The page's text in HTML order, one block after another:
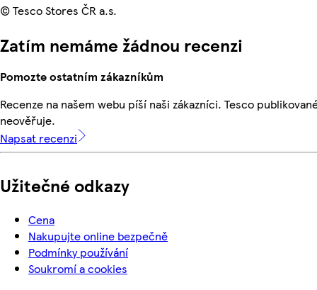
© Tesco Stores ČR a.s.
Zatím nemáme žádnou recenzi
Pomozte ostatním zákazníkům
Recenze na našem webu píší naši zákazníci. Tesco
neověřuje.
Napsat recenzi
Užitečné odkazy
Cena
Nakupujte online bezpečně
Podmínky používání
Soukromí a cookies